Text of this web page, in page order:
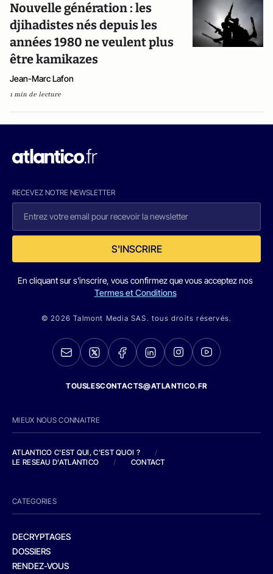
Nouvelle génération : les
djihadistes nés depuis les
années 1980 ne veulent plus
être kamikazes
Jean-Marc Lafon
1 min de lecture
RECEVEZ NOTRE NEWSLETTER
S'INSCRIRE
En cliquant sur s'inscrire, vous confirmez que vous acceptez nos
Termes et Conditions
© 2026 Talmont Media SAS. tous droits réservés.
TOUSLESCONTACTS@ATLANTICO.FR
MIEUX NOUS CONNAITRE
ATLANTICO C'EST QUI, C'EST QUOI ?
/
LE RESEAU D'ATLANTICO
/ CONTACT
CATEGORIES
DECRYPTAGES
DOSSIERS
RENDEZ-VOUS